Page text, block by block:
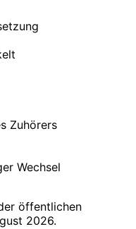
Zuhörers
Wechsel
öffentlichen
2026.